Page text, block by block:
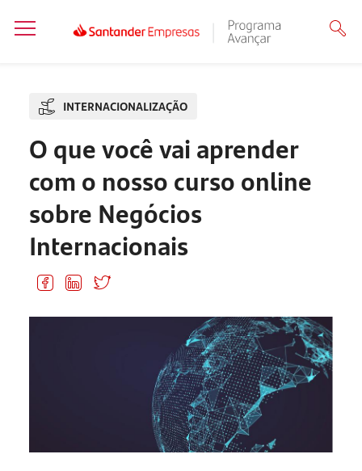
INTERNACIONALIZAÇÃO
O que você vai aprender
com o nosso curso online
sobre Negócios
Internacionais